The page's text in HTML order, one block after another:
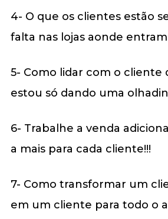
4- O que os clientes estão
falta nas lojas aonde
5- Como lidar com o cliente
estou só dando uma
6- Trabalhe a venda
a mais para cada cliente!!!
7- Como transformar um
em um cliente para todo o